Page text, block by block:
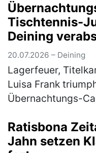
das traditionelle
TC 77 Mühl…
Tischtennis-
Deining
Sommerpause
20.07.2026 – Deining
Lagerfeuer,
Luisa Frank
Übernachtungs-
die
Ratisbona
Jahn setzen